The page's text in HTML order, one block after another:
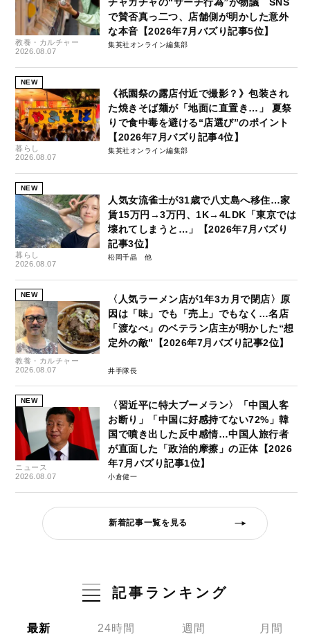
教養・カルチャー
2026.08.07
で賛否真っ二つ、店舗側が明かした意外
な本音【2026年7月バズり記事5位】
集英社オンライン編集部
NEW
暮らし
2026.08.07
《祇園祭の露店付近で撮影？》包装され
た焼きそば麺が「地面に直置き…」 夏祭
りで食中毒を避ける“店選び”のポイント
【2026年7月バズり記事4位】
集英社オンライン編集部
NEW
暮らし
2026.08.07
人気女流雀士が31歳で八丈島へ移住…家
賃15万円→3万円、1K→4LDK「東京では
壊れてしまうと…」【2026年7月バズり
記事3位】
松岡千晶
NEW
教養・カルチャー
2026.08.07
〈人気ラーメン店が1年3カ月で閉店〉原
因は「味」でも「売上」でもなく…名店
「渡なべ」のベテラン店主が明かした“想
定外の敵”【2026年7月バズり記事2位】
井手隊長
NEW
ニュース
2026.08.07
〈習近平に特大ブーメラン〉「中国人客
お断り」「中国に好感持てない72%」韓
国で噴き出した反中感情…中国人旅行者
が直面した「政治的摩擦」の正体【2026
年7月バズり記事1位】
小倉健一
新着記事一覧を見る
記事ランキング
最新 24時間 週間 月間